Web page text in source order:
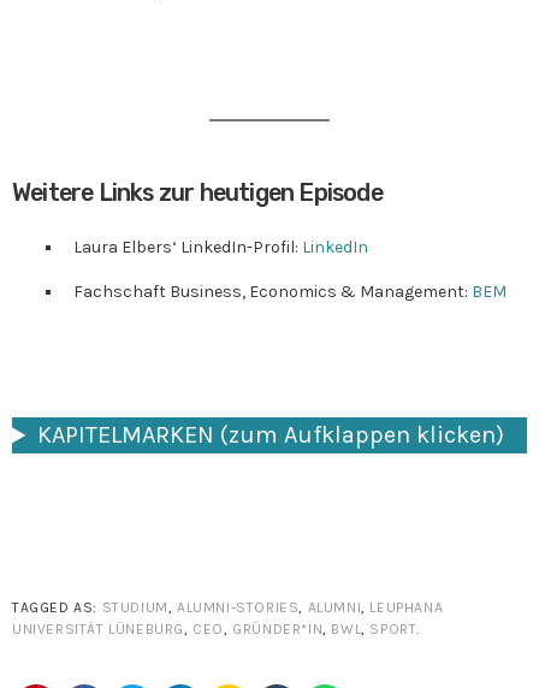
Weitere Links zur heutigen Episode
Laura Elbers‘ LinkedIn-Profil: LinkedIn
Fachschaft Business, Economics & Management: BEM
KAPITELMARKEN (zum Aufklappen klicken)
TAGGED AS: STUDIUM ALUMNI-STORIES ALUMNI
LEUPHANA
UNIVERSITÄT LÜNEBURG
CEO GRÜNDER*IN BWL SPORT